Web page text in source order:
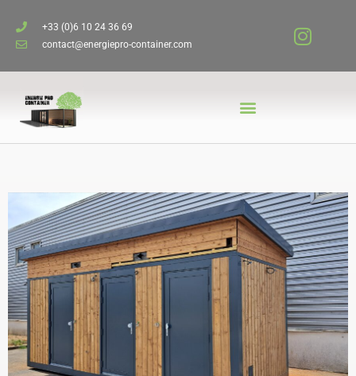
+33 (0)6 10 24 36 69
contact@energiepro-container.com